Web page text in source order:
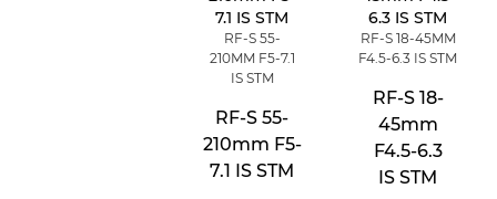
RF-S 55-
210MM F5-7.1
IS STM
RF-S 55-
210mm F5-
7.1 IS STM
RF-S 18-45MM
F4.5-6.3 IS STM
RF-S 18-
45mm
F4.5-6.3
IS STM